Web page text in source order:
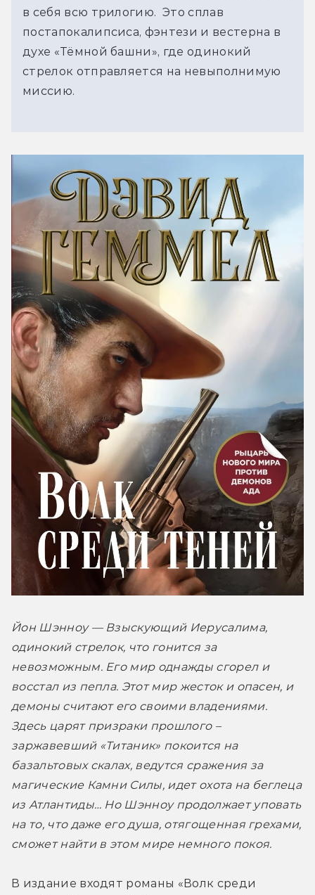
в себя всю трилогию. Это сплав
постапокалипсиса, фэнтези и вестерна в
духе «Тёмной башни», где одинокий
стрелок отправляется на невыполнимую
миссию.
Йон Шэнноу — Взыскующий Иерусалима,
одинокий стрелок, что гонится за
невозможным. Его мир однажды сгорел и
восстал из пепла. Этот мир жесток и опасен, и
демоны считают его своими владениями.
Здесь царят призраки прошлого –
заржавевший «Титаник» покоится на
базальтовых скалах, ведутся сражения за
магические Камни Силы, идет охота на беглеца
из Атлантиды… Но Шэнноу продолжает уповать
на то, что даже его душа, отягощенная грехами,
сможет найти в этом мире немного покоя.
В издание входят романы «Волк среди